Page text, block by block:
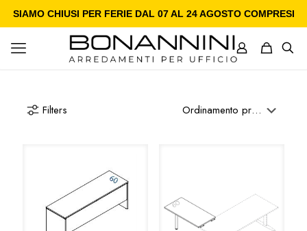
SIAMO CHIUSI PER FERIE DAL 07 AL 24 AGOSTO COMPRESI
Filters